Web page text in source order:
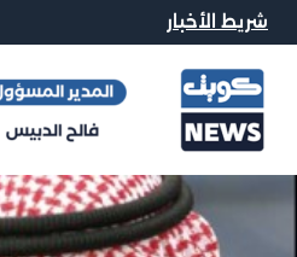
شريط الأخبار